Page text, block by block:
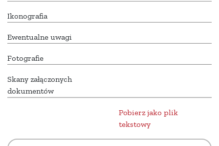
Ikonografia
Ewentualne uwagi
Fotografie
Skany załączonych
dokumentów
Pobierz jako plik
tekstowy